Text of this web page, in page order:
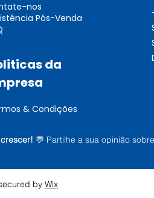
nos
Pós-Venda
da
& Condições
💬 Partilhe a sua opinião
by Wix